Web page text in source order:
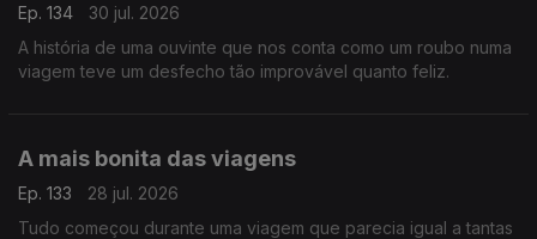
Ep. 134
30 jul. 2026
A história de uma ouvinte que nos conta como um roubo numa
viagem teve um desfecho tão improvável quanto feliz.
A mais bonita das viagens
Ep. 133
28 jul. 2026
Tudo começou durante uma viagem que parecia igual a tantas